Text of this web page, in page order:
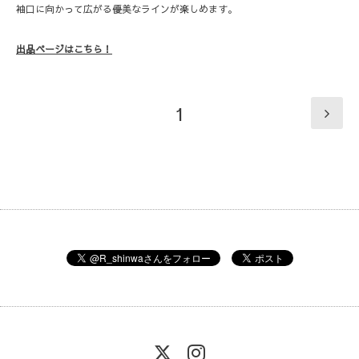
袖口に向かって広がる優美なラインが楽しめます。
出品ページはこちら！
1